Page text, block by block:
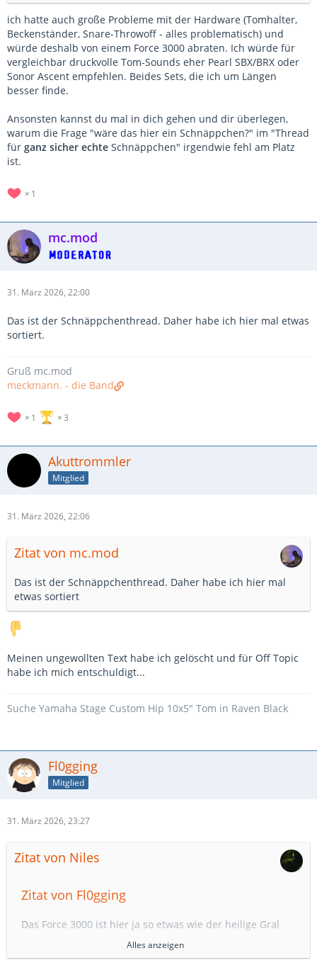
ich hatte auch große Probleme mit der Hardware (Tomhalter,
Beckenständer, Snare-Throwoff - alles problematisch) und
würde deshalb von einem Force 3000 abraten. Ich würde für
vergleichbar druckvolle Tom-Sounds eher Pearl SBX/BRX oder
Sonor Ascent empfehlen. Beides Sets, die ich um Längen
besser finde.
Ansonsten kannst du mal in dich gehen und dir überlegen,
warum die Frage "wäre das hier ein Schnäppchen?" im "Thread
für ganz sicher echte Schnäppchen" irgendwie fehl am Platz
ist.
1
mc.mod
31. März 2026, 22:00
Das ist der Schnäppchenthread. Daher habe ich hier mal etwas
sortiert.
Gruß mc.mod
meckmann. - die Band
1 3
Akuttrommler
Mitglied
31. März 2026, 22:06
Zitat von mc.mod
Das ist der Schnäppchenthread. Daher habe ich hier mal
etwas sortiert
Meinen ungewollten Text habe ich gelöscht und für Off Topic
habe ich mich entschuldigt...
Suche Yamaha Stage Custom Hip 10x5" Tom in Raven Black
Fl0gging
Mitglied
31. März 2026, 23:27
Zitat von Niles
Zitat von Fl0gging
Das Force 3000 ist hier ja so etwas wie der heilige Gral
der letzten bezahlbaren Made in Germany-Trommeln.
Was ist so ein Set eigentlich noch gebraucht wert?
Alles anzeigen